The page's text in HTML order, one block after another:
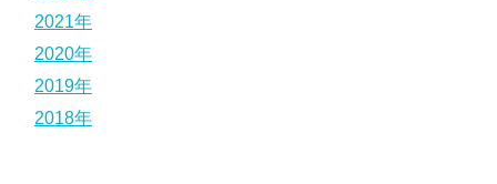
2021年
2020年
2019年
2018年